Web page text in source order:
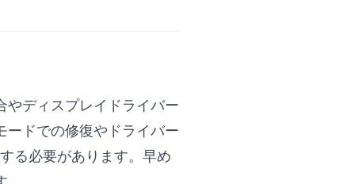
ディスプレイドライバー
ドでの修復やドライバー
る必要があります。早め